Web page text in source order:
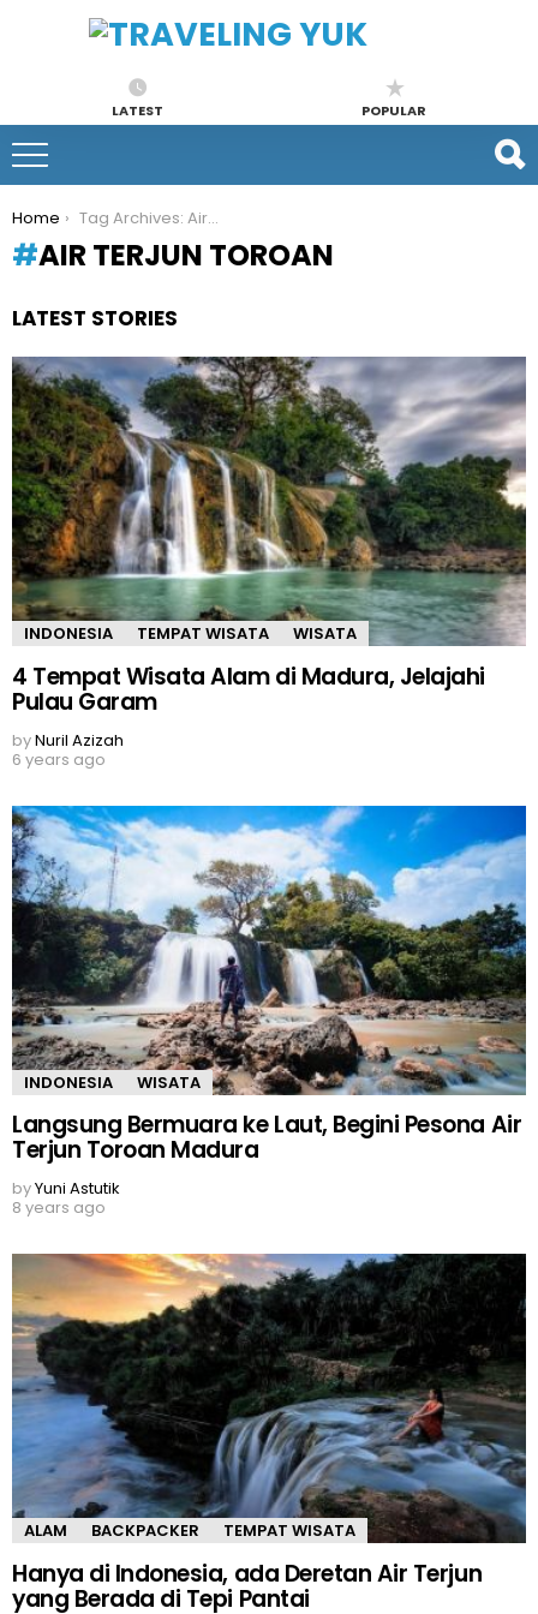
LATEST POPULAR
You are here:
Home Tag Archives: Air Terjun Toroan
AIR TERJUN TOROAN
LATEST STORIES
INDONESIA TEMPAT WISATA WISATA
4 Tempat Wisata Alam di Madura, Jelajahi
Pulau Garam
byNuril Azizah
6 years ago
INDONESIA WISATA
Langsung Bermuara ke Laut, Begini Pesona Air
Terjun Toroan Madura
byYuni Astutik
8 years ago
ALAM BACKPACKER TEMPAT WISATA
Hanya di Indonesia, ada Deretan Air Terjun
yang Berada di Tepi Pantai